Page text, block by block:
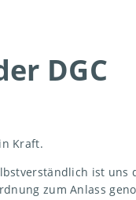
DGC
Kraft.
ist
zum Anlass